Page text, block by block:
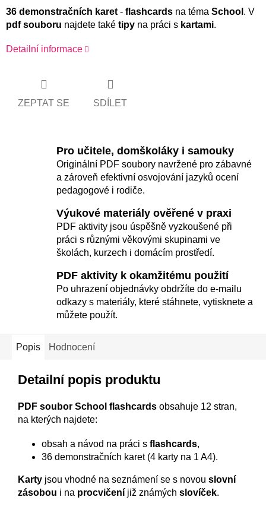
36 demonstračních karet - flashcards na téma School . V
pdf souboru najdete také tipy na práci s kartami.
Detailní informace
ZEPTAT SE SDÍLET
Pro učitele, domškoláky i samouky
Originální PDF soubory navržené pro zábavné
a zároveň efektivní osvojování jazyků ocení
pedagogové i rodiče.
Výukové materiály ověřené v praxi
PDF aktivity jsou úspěšně vyzkoušené při
práci s různými věkovými skupinami ve
školách, kurzech i domácím prostředí.
PDF aktivity k okamžitému použití
Po uhrazení objednávky obdržíte do e-mailu
odkazy s materiály, které stáhnete, vytisknete a
můžete použít.
Popis Hodnocení
Detailní popis produktu
PDF soubor School flashcards obsahuje 12 stran,
na kterých najdete:
obsah a návod na práci s flashcards,
36 demonstračních karet (4 karty na 1 A4).
Karty jsou vhodné na seznámení se s novou slovní
zásobou i na procvičení již známých slovíček.